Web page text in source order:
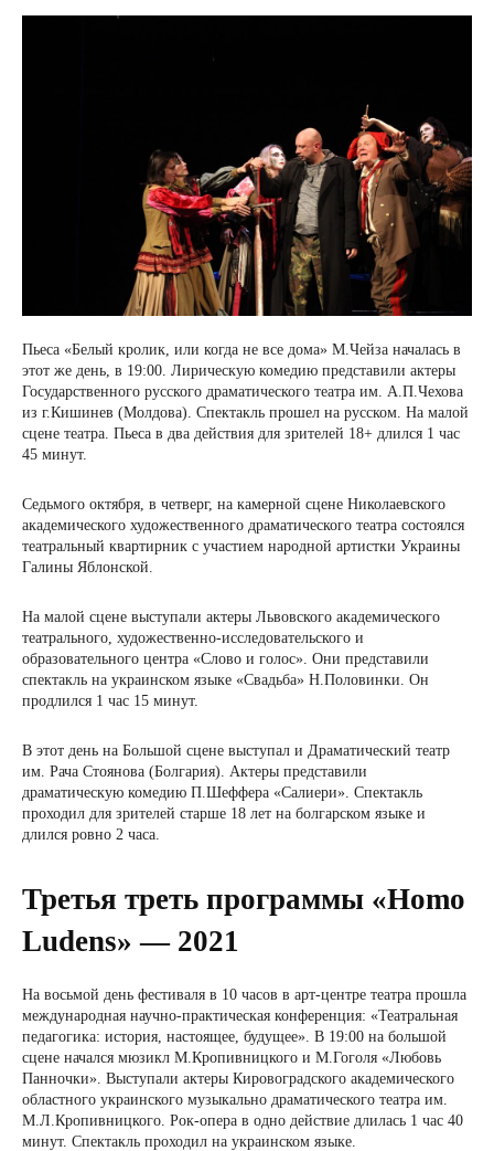
Пьеса «Белый кролик, или когда не все дома» М.Чейза началась в
этот же день, в 19:00. Лирическую комедию представили актеры
Государственного русского драматического театра им. А.П.Чехова
из г.Кишинев (Молдова). Спектакль прошел на русском. На малой
сцене театра. Пьеса в два действия для зрителей 18+ длился 1 час
45 минут.
Седьмого октября, в четверг, на камерной сцене Николаевского
академического художественного драматического театра состоялся
театральный квартирник с участием народной артистки Украины
Галины Яблонской.
На малой сцене выступали актеры Львовского академического
театрального, художественно-исследовательского и
образовательного центра «Слово и голос». Они представили
спектакль на украинском языке «Свадьба» Н.Половинки. Он
продлился 1 час 15 минут.
В этот день на Большой сцене выступал и Драматический театр
им. Рача Стоянова (Болгария). Актеры представили
драматическую комедию П.Шеффера «Салиери». Спектакль
проходил для зрителей старше 18 лет на болгарском языке и
длился ровно 2 часа.
Третья треть программы «Homo
Ludens» — 2021
На восьмой день фестиваля в 10 часов в арт-центре театра прошла
международная научно-практическая конференция: «Театральная
педагогика: история, настоящее, будущее». В 19:00 на большой
сцене начался мюзикл М.Кропивницкого и М.Гоголя «Любовь
Панночки». Выступали актеры Кировоградского академического
областного украинского музыкально драматического театра им.
М.Л.Кропивницкого. Рок-опера в одно действие длилась 1 час 40
минут. Спектакль проходил на украинском языке.